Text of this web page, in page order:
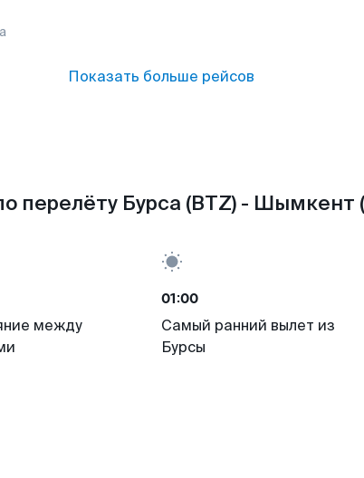
Показать больше рейсов
перелёту Бурса (BTZ) - Шымкент
между
01:00
Самый ранний вылет из
Бурсы